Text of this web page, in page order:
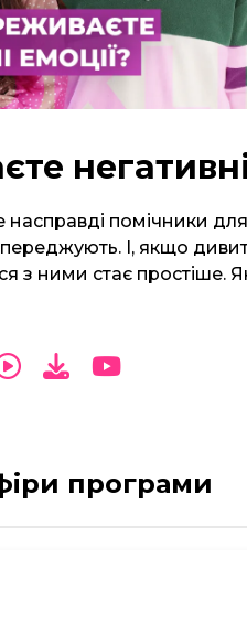
насправді помічники
І, якщо
з ними стає простіше.
програми